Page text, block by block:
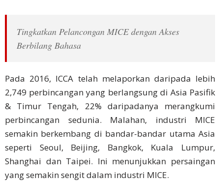
Tingkatkan Pelancongan MICE dengan Akses
Berbilang Bahasa
Pada 2016, ICCA telah melaporkan daripada lebih
2,749 perbincangan yang berlangsung di Asia Pasifik
& Timur Tengah, 22% daripadanya merangkumi
perbincangan sedunia. Malahan, industri MICE
semakin berkembang di bandar-bandar utama Asia
seperti Seoul, Beijing, Bangkok, Kuala Lumpur,
Shanghai dan Taipei. Ini menunjukkan persaingan
yang semakin sengit dalam industri MICE.
Perniagaan
Persidangan
Perniagaan
Bahasa
Bahasa
Cina
Ringkas
Bahasa